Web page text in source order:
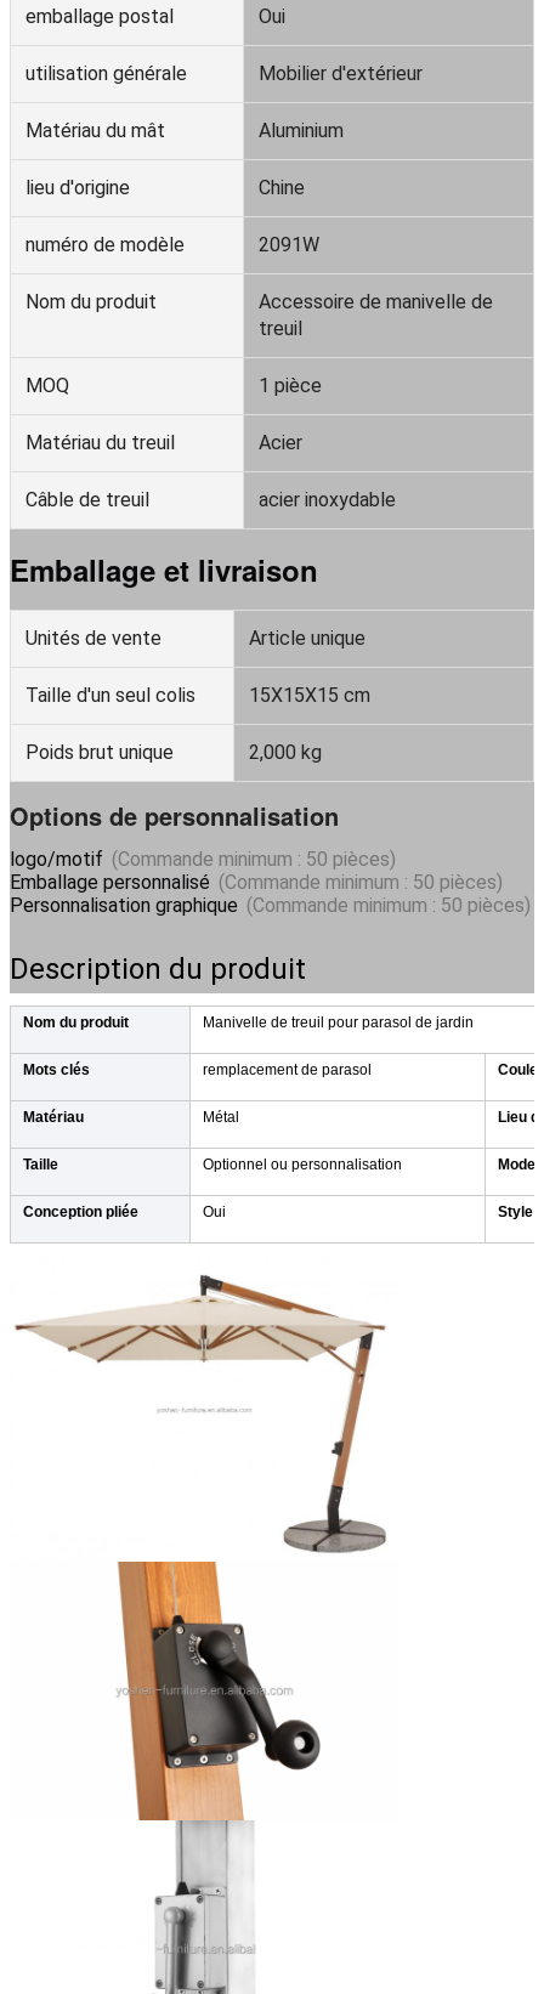
emballage postal Oui
utilisation générale Mobilier d'extérieur
Matériau du mât Aluminium
lieu d'origine Chine
numéro de modèle 2091W
Nom du produit
Accessoire de manivelle de
treuil
MOQ 1 pièce
Matériau du treuil Acier
Câble de treuil acier inoxydable
Emballage et livraison
Unités de vente Article unique
Taille d'un seul colis 15X15X15 cm
Poids brut unique 2,000 kg
Options de personnalisation
logo/motif (Commande minimum : 50 pièces)
Emballage personnalisé (Commande minimum : 50 pièces)
Personnalisation graphique (Commande minimum : 50 pièces)
Description du produit
Nom du produit Manivelle de treuil pour parasol de jardin
Mots clés remplacement de parasol
Matériau Métal Lieu
Taille Optionnel ou personnalisation
Conception pliée Oui Style